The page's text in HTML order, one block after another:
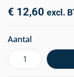
€ 12,60 excl.
Aantal